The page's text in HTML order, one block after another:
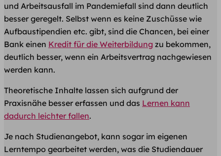
und Arbeitsausfall im Pandemiefall sind dann deutlich
besser geregelt. Selbst wenn es keine Zuschüsse wie
Aufbaustipendien etc. gibt, sind die Chancen, bei einer
Bank einen Kredit für die Weiterbildung zu bekommen,
deutlich besser, wenn ein Arbeitsvertrag nachgewiesen
werden kann.
Theoretische Inhalte lassen sich aufgrund der
Praxisnähe besser erfassen und das Lernen kann
dadurch leichter fallen.
Je nach Studienangebot, kann sogar im eigenen
Lerntempo gearbeitet werden, was die Studiendauer